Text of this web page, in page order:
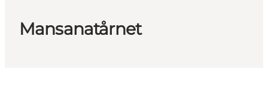
handelsbyen Svendborg
Mansanatårnet